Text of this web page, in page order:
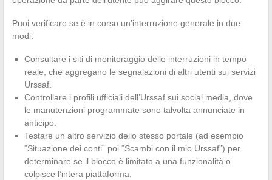
Puoi verificare se è in corso un’interruzione generale in due
modi:
Consultare i siti di monitoraggio delle interruzioni in tempo
reale, che aggregano le segnalazioni di altri utenti sui servizi
Urssaf.
Controllare i profili ufficiali dell’Urssaf sui social media, dove
le manutenzioni programmate sono talvolta annunciate in
anticipo.
Testare un altro servizio dello stesso portale (ad esempio
“Situazione dei conti” poi “Scambi con il mio Urssaf”) per
determinare se il blocco è limitato a una funzionalità o
colpisce l’intera piattaforma.